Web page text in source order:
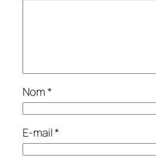
Nom*
E-mail*